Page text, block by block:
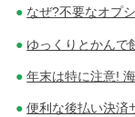
なぜ?不要なオプ
ゆっくりとかんで
年末は特に注意!
便利な後払い決済